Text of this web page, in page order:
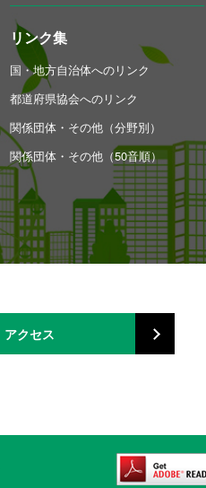
リンク集
国・地方自治体へのリンク
都道府県協会へのリンク
関係団体・その他（分野別）
関係団体・その他（50音順）
アクセス